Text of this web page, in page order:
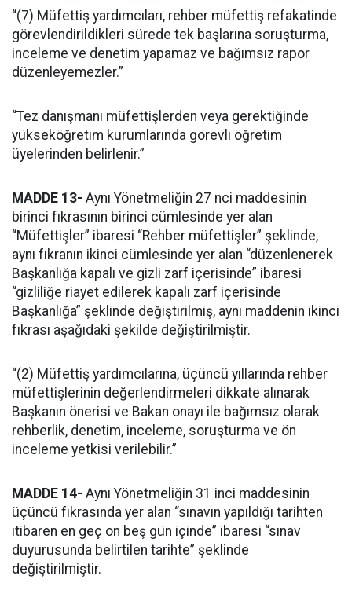
“(7) Müfettiş yardımcıları, rehber müfettiş refakatinde
görevlendirildikleri sürede tek başlarına soruşturma,
inceleme ve denetim yapamaz ve bağımsız rapor
düzenleyemezler.”
“Tez danışmanı müfettişlerden veya gerektiğinde
yükseköğretim kurumlarında görevli öğretim
üyelerinden belirlenir.”
MADDE 13- Aynı Yönetmeliğin 27 nci maddesinin
birinci fıkrasının birinci cümlesinde yer alan
“Müfettişler” ibaresi “Rehber müfettişler” şeklinde,
aynı fıkranın ikinci cümlesinde yer alan “düzenlenerek
Başkanlığa kapalı ve gizli zarf içerisinde” ibaresi
“gizliliğe riayet edilerek kapalı zarf içerisinde
Başkanlığa” şeklinde değiştirilmiş, aynı maddenin ikinci
fıkrası aşağıdaki şekilde değiştirilmiştir.
“(2) Müfettiş yardımcılarına, üçüncü yıllarında rehber
müfettişlerinin değerlendirmeleri dikkate alınarak
Başkanın önerisi ve Bakan onayı ile bağımsız olarak
rehberlik, denetim, inceleme, soruşturma ve ön
inceleme yetkisi verilebilir.”
MADDE 14- Aynı Yönetmeliğin 31 inci maddesinin
üçüncü fıkrasında yer alan “sınavın yapıldığı tarihten
itibaren en geç on beş gün içinde” ibaresi “sınav
duyurusunda belirtilen tarihte” şeklinde
değiştirilmiştir.